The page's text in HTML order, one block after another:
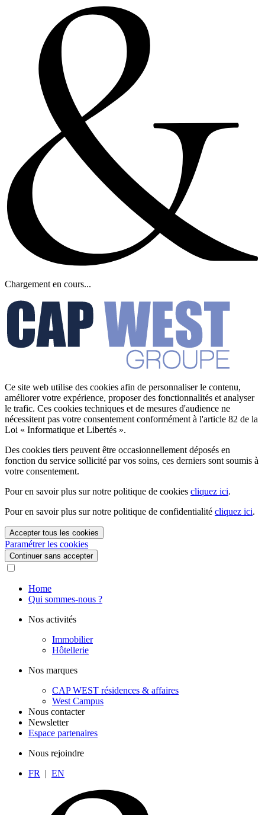
Chargement en cours...
Ce site web utilise des cookies afin de personnaliser le contenu,
améliorer votre expérience, proposer des fonctionnalités et analyser
le trafic. Ces cookies techniques et de mesures d'audience ne
nécessitent pas votre consentement conformément à l'article 82 de la
Loi « Informatique et Libertés ».
Des cookies tiers peuvent être occasionnellement déposés en
fonction du service sollicité par vos soins, ces derniers sont soumis à
votre consentement.
Pour en savoir plus sur notre politique de cookies cliquez ici.
Pour en savoir plus sur notre politique de confidentialité cliquez ici.
Accepter tous les cookies
Paramétrer les cookies
Continuer sans accepter
Home
Qui sommes-nous ?
Nos activités
Immobilier
Hôtellerie
Nos marques
CAP WEST résidences & affaires
West Campus
Nous contacter
Newsletter
Espace partenaires
Nous rejoindre
FR
| EN